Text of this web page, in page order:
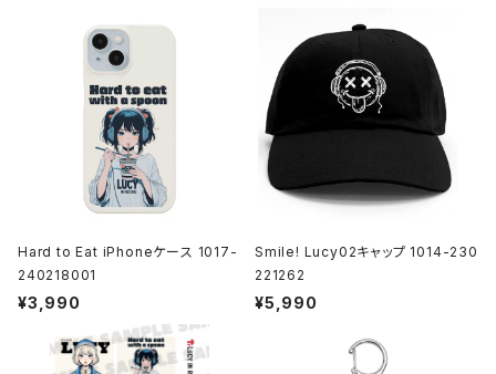
Hard to Eat iPhoneケース 1017-
240218001
¥3,990
Smile! Lucy02キャップ 1014-230
221262
¥5,990